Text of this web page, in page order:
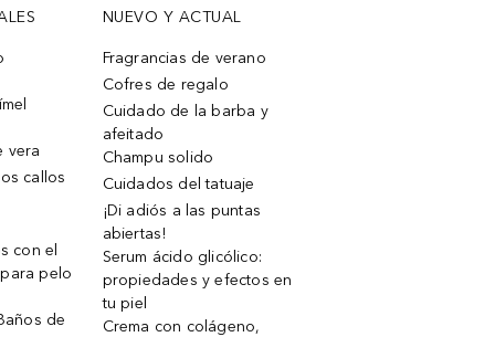
vera
callos
con el
pelo
de
NUEVO Y ACTUAL
Fragrancias de verano
Cofres de regalo
Cuidado de la barba y
afeitado
Champu solido
Cuidados del tatuaje
¡Di adiós a las puntas
abiertas!
Serum ácido glicólico:
propiedades y efectos en
tu piel
Crema con colágeno,